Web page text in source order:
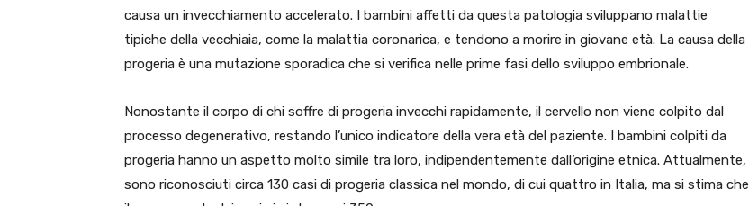
causa un invecchiamento accelerato. I bambini affetti da questa patologia sviluppano malattie
tipiche della vecchiaia, come la malattia coronarica, e tendono a morire in giovane età. La causa della
progeria è una mutazione sporadica che si verifica nelle prime fasi dello sviluppo embrionale.
Nonostante il corpo di chi soffre di progeria invecchi rapidamente, il cervello non viene colpito dal
processo degenerativo, restando l’unico indicatore della vera età del paziente. I bambini colpiti da
progeria hanno un aspetto molto simile tra loro, indipendentemente dall’origine etnica. Attualmente,
sono riconosciuti circa 130 casi di progeria classica nel mondo, di cui quattro in Italia, ma si stima che